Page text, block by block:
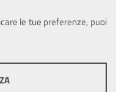
le tue preferenze, puoi